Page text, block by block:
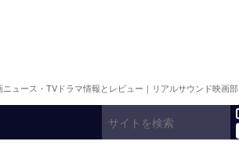
ニュース・TVドラマ情報とレビュー｜リアルサウンド映画部